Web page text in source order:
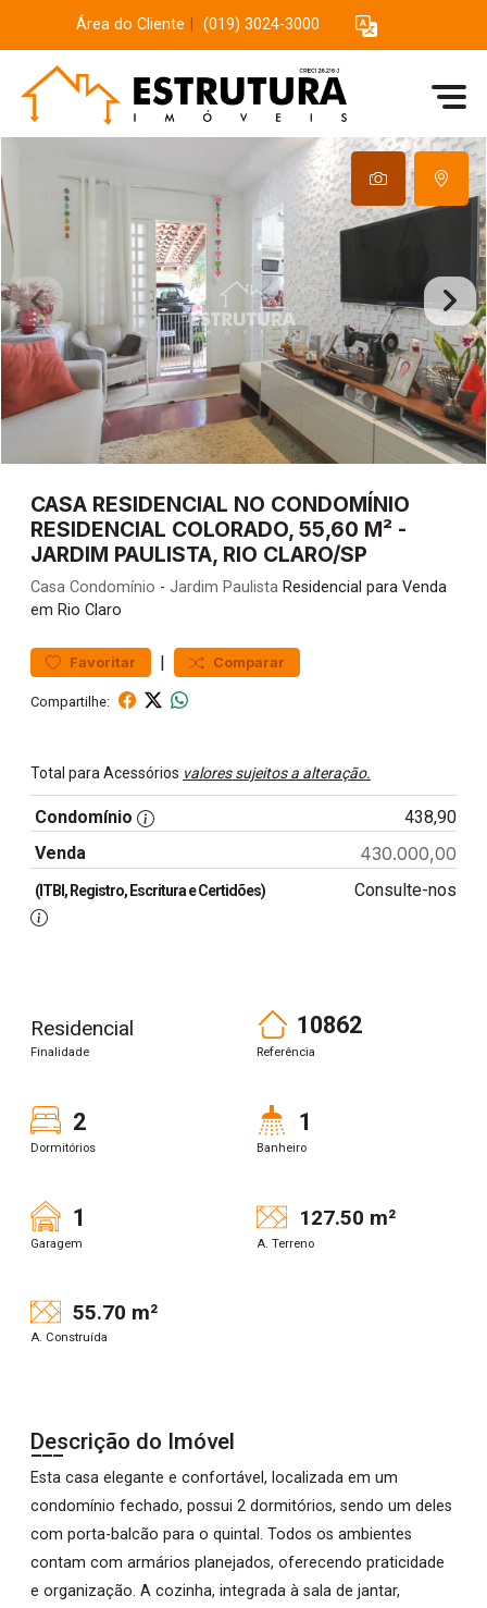
Área do Cliente (019) 3024-3000
CASA RESIDENCIAL NO CONDOMÍNIO
RESIDENCIAL COLORADO, 55,60 M² -
JARDIM PAULISTA, RIO CLARO/SP
Casa Condomínio - Jardim Paulista Residencial para Venda
em Rio Claro
Favoritar | Comparar
Compartilhe:
Total para Acessórios valores sujeitos a alteração.
Condomínio
438,90
Venda
430.000,00
(ITBI, Registro, Escritura e Certidões) Consulte-nos
Residencial
Finalidade
10862
Referência
2
Dormitórios
1
Banheiro
1
Garagem
127.50 m²
A. Terreno
55.70 m²
A. Construída
Descrição do Imóvel
Esta casa elegante e confortável, localizada em um
condomínio fechado, possui 2 dormitórios, sendo um deles
com porta-balcão para o quintal. Todos os ambientes
contam com armários planejados, oferecendo praticidade
e organização. A cozinha, integrada à sala de jantar,